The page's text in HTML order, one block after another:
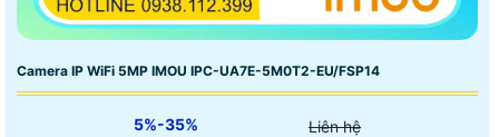
Camera IP WiFi 5MP IMOU IPC-UA7E-5M0T2-EU/FSP14
5%-35% Liên hệ